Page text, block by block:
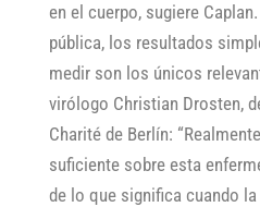
en el cuerpo, sugiere
pública, los resultados
medir son los únicos
virólogo Christian Drosten,
Charité de Berlín:
suficiente sobre esta
de lo que significa cuando